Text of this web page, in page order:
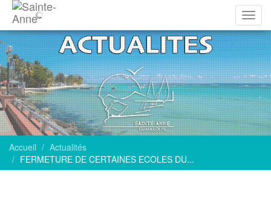
la
Accueil
Actualités
FERMETURE DE CERTAINES ECOLES DU...